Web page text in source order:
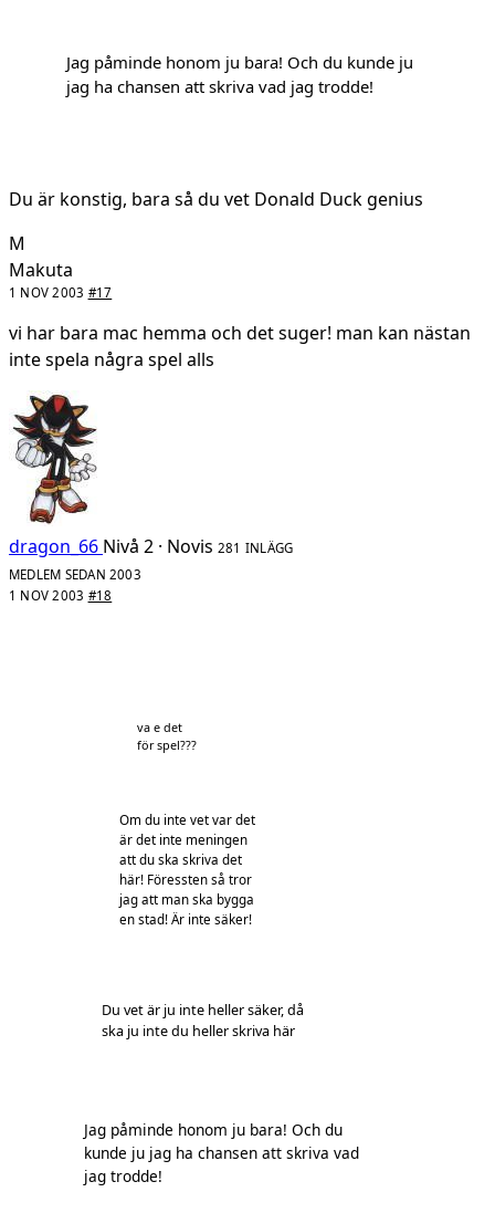
Jag påminde honom ju bara! Och du kunde ju
jag ha chansen att skriva vad jag trodde!
Du är konstig, bara så du vet Donald Duck genius
M
Makuta
1 NOV 2003 #17
vi har bara mac hemma och det suger! man kan nästan
inte spela några spel alls
dragon_66 Nivå 2 · Novis 281 INLÄGG
MEDLEM SEDAN 2003
1 NOV 2003 #18
va e det
för spel???
Om du inte vet var det
är det inte meningen
att du ska skriva det
här! Föressten så tror
jag att man ska bygga
en stad! Är inte säker!
Du vet är ju inte heller säker, då
ska ju inte du heller skriva här
Jag påminde honom ju bara! Och du
kunde ju jag ha chansen att skriva vad
jag trodde!